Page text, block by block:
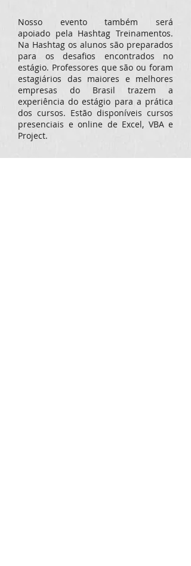
Nosso evento também será
apoiado pela Hashtag Treinamentos.
Na Hashtag os alunos são preparados
para os desafios encontrados no
estágio. Professores que são ou foram
estagiários das maiores e melhores
empresas do Brasil trazem a
experiência do estágio para a prática
dos cursos. Estão disponíveis cursos
presenciais e online de Excel, VBA e
Project.